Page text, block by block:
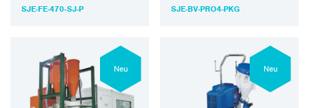
zweieinhalb Stunden
nachgefüllt werden muss.
Merkmale: Weitere
Informationen zur Sponge-
Jet™-Technologie finden
Sie unter
SJE-FE-470-SJ-P
Transport per Gabelstapler,
Anwendungen, bei denen
der Platz knapp und die
Umzugszeit kostspielig ist.
Dies ist das beliebteste
integrierte Sponge-Jet-
SJE-BV-PRO4-PKG
Neu Neu